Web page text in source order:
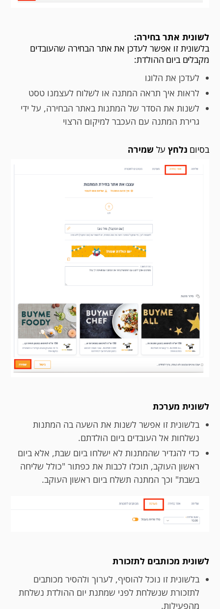
לשונית אתר בחירה:
בלשונית זו אפשר לעדכן את אתר הבחירה שהעובדים
מקבלים ביום ההולדת:
לעדכן את הלוגו
לראות איך תראה המתנה או לשלוח לעצמנו טסט
לשנות את הסדר של המתנות באתר הבחירה, על ידי
גרירת המתנה עם העכבר למיקום הרצוי
בסיום נלחץעל שמירה
לשונית מערכת
בלשונית זו אפשר לשנות את השעה בה המתנות
נשלחות אל העובדים ביום הולדתם.
כדי להגדיר שהמתנות לא ישלחו ביום שבת, אלא ביום
ראשון העוקב, תוכלו לכבות את כפתור "כולל שליחה
בשבת" וכך המתנה תשלח ביום ראשון העוקב.
לשונית מכותבים לתזכורת
בלשונית זו נוכל להוסיף, לערוך ולהסיר מכותבים
לתזכורת שנשלחת לפני שמתנת יום ההולדת נשלחת
מהפעילות.